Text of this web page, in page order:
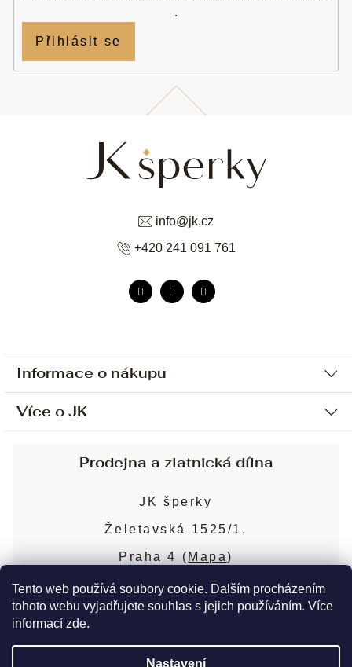
Tento web používá soubory cookie. Dalším procházením
tohoto webu vyjadřujete souhlas s jejich používáním. Více
informací zde.
Nastavení
Informace o nákupu
Ochrana osobních údajů
Sjednání osobní schůzky
Obchodní podmínky
Puncovní značky
Více o JK
Blog
Nejčastější dotazy
info@jk.cz
+420 241 091 761
.
Přihlásit se
Prodejna a zlatnická dílna
JK šperky
Želetavská 1525/1,
Praha 4 (Mapa)
Více o prodejně
Copyright 2026JK šperky. Všechna práva